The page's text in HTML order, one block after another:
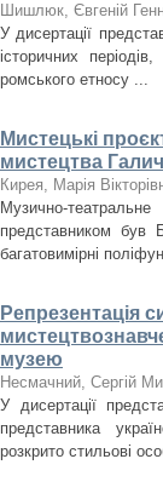
Шишлюк, Євгеній
У дисертації
історичних
ромського етносу ...
Мистецькі
мистецтва
Кирея, Марія
Музично-
представником був
багатовимірні
Репрезентація
музею
Несмачний, Сергій
У дисертації
представника
розкрито стильові